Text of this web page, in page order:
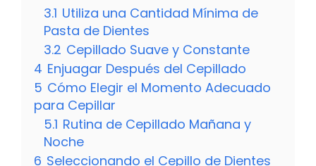
3.1 Utiliza una Cantidad Mínima de
Pasta de Dientes
3.2 Cepillado Suave y Constante
4 Enjuagar Después del Cepillado
5 Cómo Elegir el Momento Adecuado
para Cepillar
5.1 Rutina de Cepillado Mañana y
Noche
6 Seleccionando el Cepillo de Dientes